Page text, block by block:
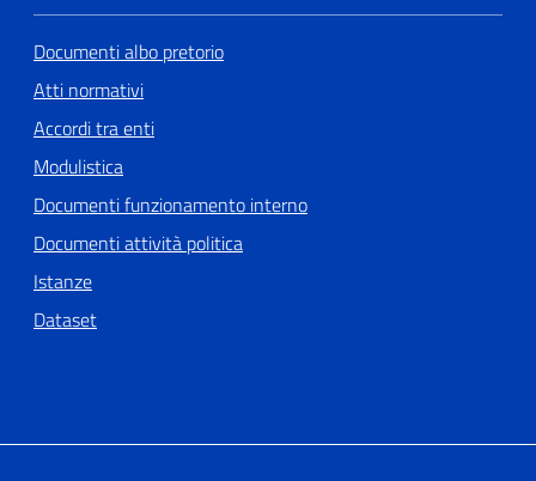
Documenti albo pretorio
Atti normativi
Accordi tra enti
Modulistica
Documenti funzionamento interno
Documenti attività politica
Istanze
Dataset